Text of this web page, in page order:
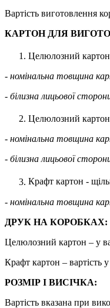
Вартість виготовлення
КАРТОН ДЛЯ
Целюлозний картон
- номінальна товщина
- білизна лицьової
Целюлозний картон
- номінальна товщина
- білизна лицьової
Крафт картон -
- номінальна товщина
ДРУК НА КОРОБКАХ:
Целюлозний картон – у
Крафт картон – вартість
РОЗМІР І ВИСІЧКА:
Вартість вказана при